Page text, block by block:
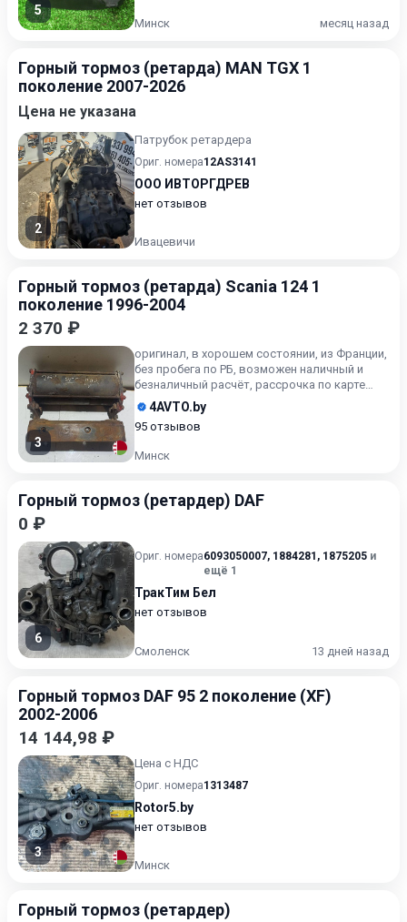
5
Минск месяц назад
Горный тормоз (ретарда) MAN TGX 1
поколение 2007-2026
Цена не указана
2
Патрубок ретардера
Ориг. номера12AS3141
ООО ИВТОРГДРЕВ
нет отзывов
Ивацевичи
Горный тормоз (ретарда) Scania 124 1
поколение 1996-2004
2 370 ₽
3
оригинал, в хорошем состоянии, из Франции,
без пробега по РБ, возможен наличный и
безналичный расчёт, рассрочка по карте
Халва, поможем с ус...
4AVTO.by
95 отзывов
Минск
Горный тормоз (ретардер) DAF
0 ₽
6
Ориг. номера6093050007, 1884281 , 1875205 и
ещё 1
ТракТим Бел
нет отзывов
Смоленск 13 дней назад
Горный тормоз DAF 95 2 поколение (XF)
2002-2006
14 144,98 ₽
3
Цена с НДС
Ориг. номера1313487
Rotor5.by
нет отзывов
Минск
Горный тормоз (ретардер)